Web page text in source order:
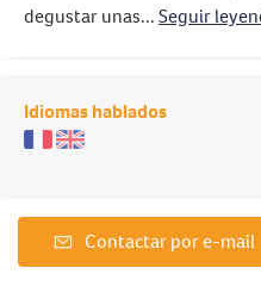
degustar unas...Seguir
Idiomas hablados
Contactar por e-mail